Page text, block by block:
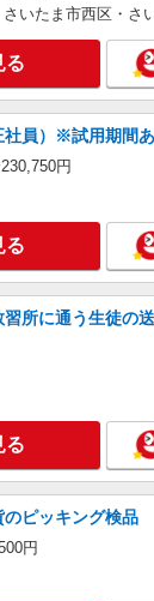
いたま市西区・さ
る
社員）※試用期間
円
る
所に通う生徒の
る
ピッキング検品
円